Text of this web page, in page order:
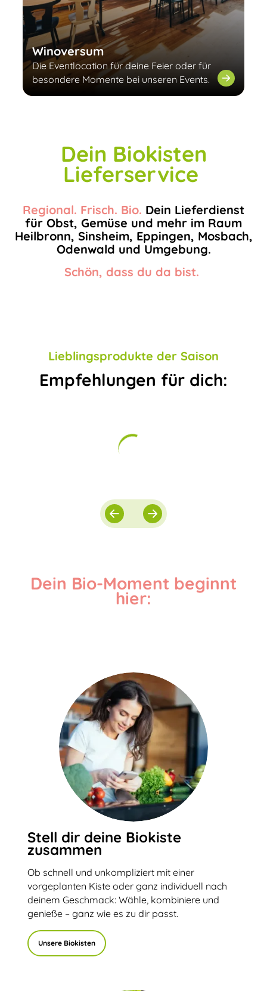
Winoversum
Die Eventlocation für deine Feier oder für
besondere Momente bei unseren Events.
Dein Biokisten
Lieferservice
Regional. Frisch. Bio. Dein Lieferdienst
für Obst, Gemüse und mehr im Raum
Heilbronn, Sinsheim, Eppingen, Mosbach,
Odenwald und Umgebung.
Schön, dass du da bist.
Lieblingsprodukte der Saison
Empfehlungen für dich:
Dein Bio-Moment beginnt
hier:
Stell dir deine Biokiste
zusammen
Ob schnell und unkompliziert mit einer
vorgeplanten Kiste oder ganz individuell nach
deinem Geschmack: Wähle, kombiniere und
genieße – ganz wie es zu dir passt.
Unsere Biokisten